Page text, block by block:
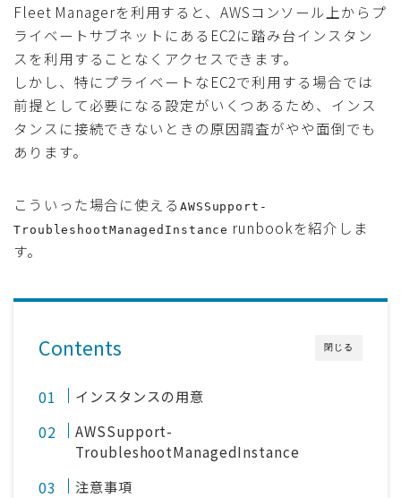
Fleet Managerを利用すると、AWSコンソール上からプ
ライベートサブネットにあるEC2に踏み台インスタン
スを利用することなくアクセスできます。
しかし、特にプライベートなEC2で利用する場合では
前提として必要になる設定がいくつあるため、インス
タンスに接続できないときの原因調査がやや面倒でも
あります。
こういった場合に使える AWSSupport-
TroubleshootManagedInstance runbookを紹介しま
す。
閉じる
Contents
インスタンスの用意
AWSSupport-
TroubleshootManagedInstance
注意事項